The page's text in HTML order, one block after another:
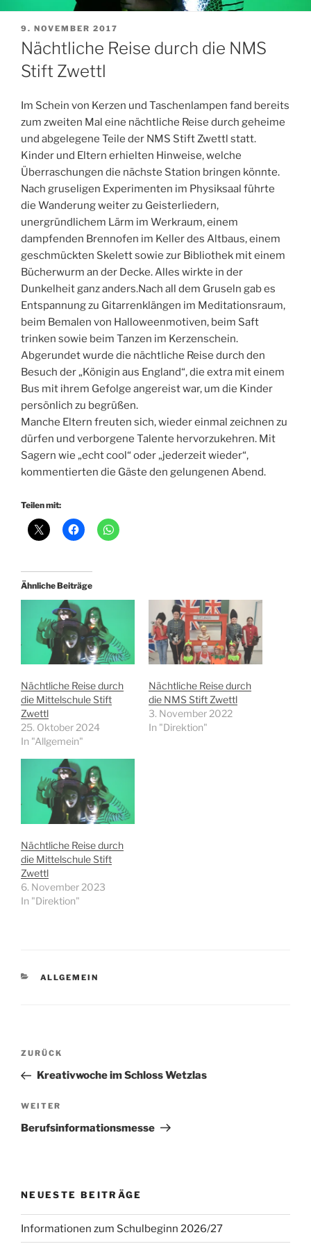
VERÖFFENTLICHT
AM
9. NOVEMBER 2017
Nächtliche Reise durch die NMS
Stift Zwettl
Im Schein von Kerzen und Taschenlampen fand bereits
zum zweiten Mal eine nächtliche Reise durch geheime
und abgelegene Teile der NMS Stift Zwettl statt.
Kinder und Eltern erhielten Hinweise, welche
Überraschungen die nächste Station bringen könnte.
Nach gruseligen Experimenten im Physiksaal führte
die Wanderung weiter zu Geisterliedern,
unergründlichem Lärm im Werkraum, einem
dampfenden Brennofen im Keller des Altbaus, einem
geschmückten Skelett sowie zur Bibliothek mit einem
Bücherwurm an der Decke. Alles wirkte in der
Dunkelheit ganz anders.Nach all dem Gruseln gab es
Entspannung zu Gitarrenklängen im Meditationsraum,
beim Bemalen von Halloweenmotiven, beim Saft
trinken sowie beim Tanzen im Kerzenschein.
Abgerundet wurde die nächtliche Reise durch den
Besuch der „Königin aus England“, die extra mit einem
Bus mit ihrem Gefolge angereist war, um die Kinder
persönlich zu begrüßen.
Manche Eltern freuten sich, wieder einmal zeichnen zu
dürfen und verborgene Talente hervorzukehren. Mit
Sagern wie „echt cool“ oder „jederzeit wieder“,
kommentierten die Gäste den gelungenen Abend.
Teilen mit:
Ähnliche Beiträge
Nächtliche Reise durch
die Mittelschule Stift
Zwettl
25. Oktober 2024
In "Allgemein"
Nächtliche Reise durch
die NMS Stift Zwettl
3. November 2022
In "Direktion"
Nächtliche Reise durch
die Mittelschule Stift
Zwettl
6. November 2023
In "Direktion"
KATEGORIEN
ALLGEMEIN
Beitragsnavigation
Vorheriger
Beitrag
ZURÜCK
Kreativwoche im Schloss Wetzlas
Nächster
Beitrag
WEITER
Berufsinformationsmesse
NEUESTE BEITRÄGE
Informationen zum Schulbeginn 2026/27